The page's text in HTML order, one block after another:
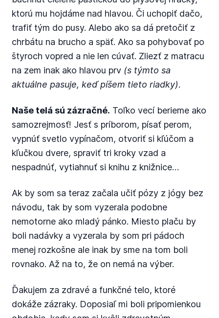
ktorú mu hojdáme nad hlavou. Či uchopiť dačo,
trafiť tým do pusy. Alebo ako sa dá pretočiť z
chrbátu na brucho a späť. Ako sa pohybovať po
štyroch vopred a nie len cúvať. Zliezť z matracu
na zem inak ako hlavou prv (s týmto sa
aktuálne pasuje, keď píšem tieto riadky).
Naše telá sú zázračné. Toľko vecí berieme ako
samozrejmosť! Jesť s príborom, písať perom,
vypnúť svetlo vypínačom, otvoriť si kľúčom a
kľučkou dvere, spraviť tri kroky vzad a
nespadnúť, vytiahnuť si knihu z knižnice…
Ak by som sa teraz začala učiť pózy z jógy bez
návodu, tak by som vyzerala podobne
nemotorne ako mladý pánko. Miesto plaču by
boli nadávky a vyzerala by som pri pádoch
menej rozkošne ale inak by sme na tom boli
rovnako. Až na to, že on nemá na výber.
Ďakujem za zdravé a funkčné telo, ktoré
dokáže zázraky. Doposiaľ mi boli pripomienkou